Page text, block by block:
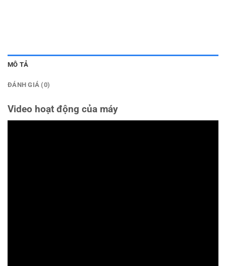
MÔ TẢ
ĐÁNH GIÁ (0)
Video hoạt động của máy